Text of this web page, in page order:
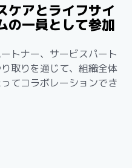
ケアとライフサイ
の一員として参加
トナー、サービスパート
取りを通じて、組織全体
てコラボレーションでき